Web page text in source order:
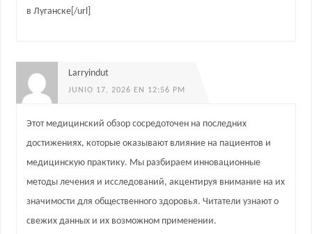
в Луганске[/url]
Larryindut
JUNIO 17, 2026 EN 12:56 PM
Этот медицинский обзор сосредоточен на последних
достижениях, которые оказывают влияние на пациентов и
медицинскую практику. Мы разбираем инновационные
методы лечения и исследований, акцентируя внимание на их
значимости для общественного здоровья. Читатели узнают о
свежих данных и их возможном применении.